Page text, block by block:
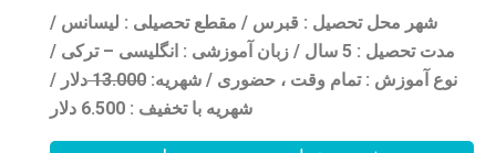
مقطع تحصیلی : لیسانس /
/ زبان آموزشی : انگلیسی – ترکی /
/شهریه: 13.00 0
دلار /